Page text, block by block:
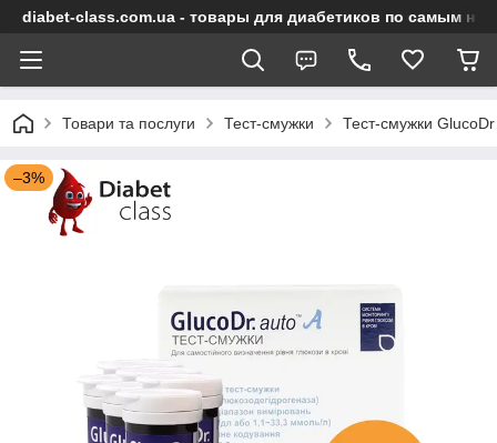
diabet-class.com.ua - товары для диабетиков по самым
Товари та послуги Тест-смужки Тест-смужки GlucoDr
–3%